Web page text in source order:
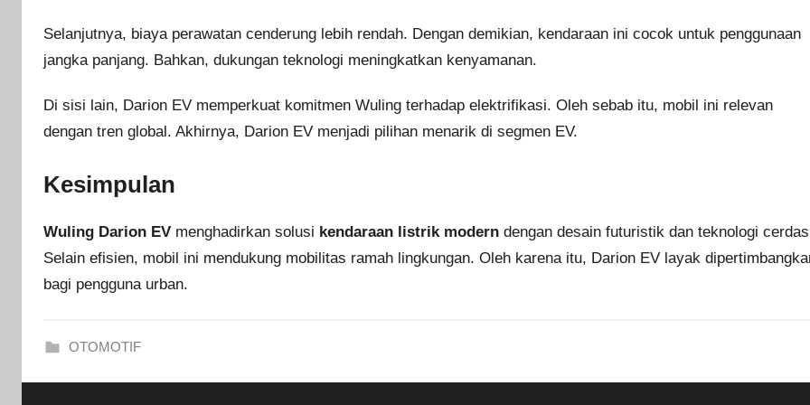
Selanjutnya, biaya perawatan cenderung lebih rendah. Dengan demikian, kendaraan ini cocok untuk penggunaan
jangka panjang. Bahkan, dukungan teknologi meningkatkan kenyamanan.
Di sisi lain, Darion EV memperkuat komitmen Wuling terhadap elektrifikasi. Oleh sebab itu, mobil ini relevan
dengan tren global. Akhirnya, Darion EV menjadi pilihan menarik di segmen EV.
Kesimpulan
Wuling Darion EV menghadirkan solusi kendaraan listrik modern dengan desain futuristik dan teknologi
Selain efisien, mobil ini mendukung mobilitas ramah lingkungan. Oleh karena itu, Darion EV layak
bagi pengguna urban.
OTOMOTIF